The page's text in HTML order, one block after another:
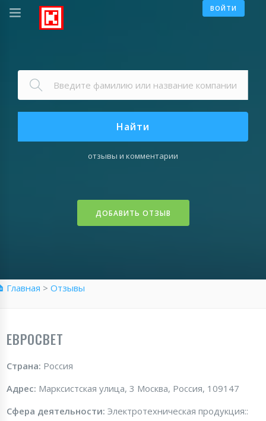
ВОЙТИ
Найти
отзывы и комментарии
ДОБАВИТЬ ОТЗЫВ
Главная > Отзывы
ЕВРОСВЕТ
Страна: Россия
Адрес: Марксистская улица, 3 Москва, Россия, 109147
Сфера деятельности: Электротехническая продукция::